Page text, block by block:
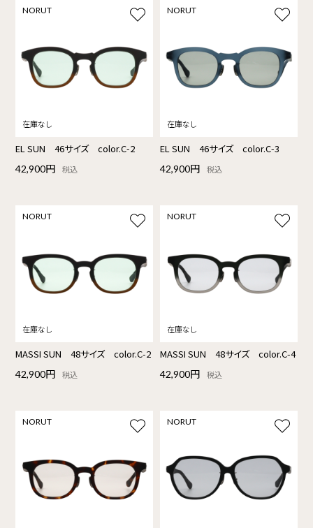
NORUT
EL SUN 46サイズ color.C-2
42,900円 税込
NORUT
EL SUN 46サイズ color.C-3
42,900円 税込
NORUT
MASSI SUN 48サイズ color.C-2
42,900円 税込
NORUT
MASSI SUN 48サイズ color.C-4
42,900円 税込
NORUT NORUT